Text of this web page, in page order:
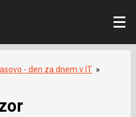
- den za dnem v IT »